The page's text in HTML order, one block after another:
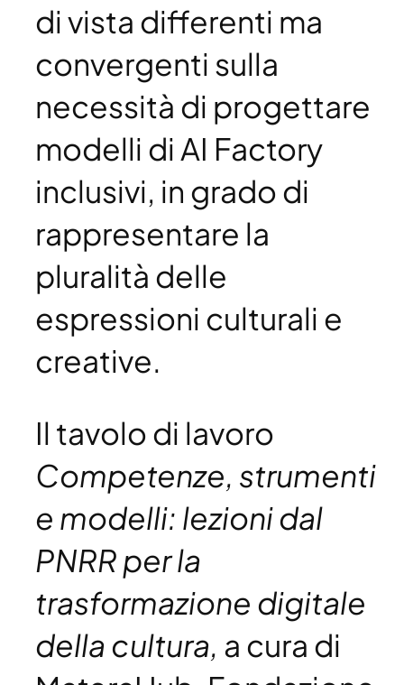
di vista differenti ma
convergenti sulla
necessità di progettare
modelli di AI Factory
inclusivi, in grado di
rappresentare la
pluralità delle
espressioni culturali e
creative.
Il tavolo di lavoro
Competenze, strumenti
e modelli: lezioni dal
PNRR per la
trasformazione digitale
della cultura, a cura di